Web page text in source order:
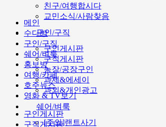
친구/여행합시다
교민소식/사람찾음
구인/구직
구인게시판
구직게시판
농장/공장구인
과제&에세이
과외&개인광고
쉐어/벼룩
[주의]랜트사기
메인
수다방
구인/구직
쉐어/벼룩
홍보방
여행/카페
호주뉴스
영화 & TV보기
구인게시판
구직게시판